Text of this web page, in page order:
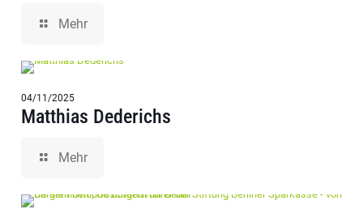
Mehr
04/11/2025
Matthias Dederichs
Mehr